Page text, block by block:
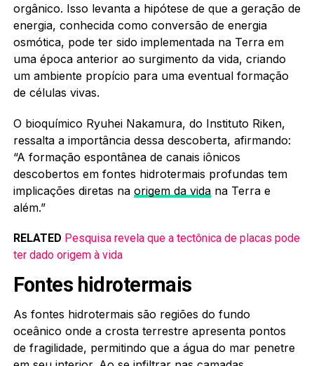
orgânico. Isso levanta a hipótese de que a geração de
energia, conhecida como conversão de energia
osmótica, pode ter sido implementada na Terra em
uma época anterior ao surgimento da vida, criando
um ambiente propício para uma eventual formação
de células vivas.
O bioquímico Ryuhei Nakamura, do Instituto Riken,
ressalta a importância dessa descoberta, afirmando:
“A formação espontânea de canais iônicos
descobertos em fontes hidrotermais profundas tem
implicações diretas na origem da vidana Terra e
além.”
RELATED Pesquisa revela que a tectônica de placas pode
ter dado origem à vida
Fontes hidrotermais
As fontes hidrotermais são regiões do fundo
oceânico onde a crosta terrestre apresenta pontos
de fragilidade, permitindo que a água do mar penetre